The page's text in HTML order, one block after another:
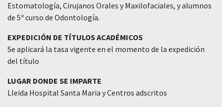
Estomatología, Cirujanos Orales y Maxilofaciales, y alumnos
de 5º curso de Odontología.
EXPEDICIÓN DE TÍTULOS ACADÉMICOS
Se aplicará la tasa vigente en el momento de la expedición
del título
LUGAR DONDE SE IMPARTE
Lleida Hospital Santa Maria y Centros adscritos